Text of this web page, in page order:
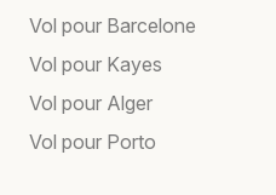
Vol pour Barcelone
Vol pour Kayes
Vol pour Alger
Vol pour Porto